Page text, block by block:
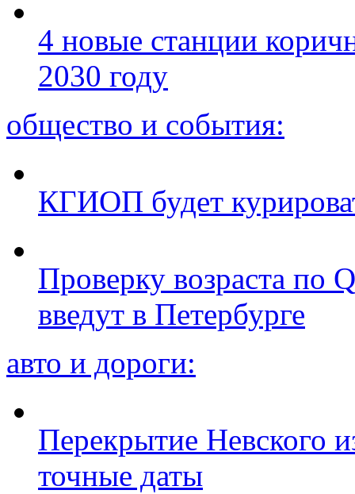
4 новые станции
2030 году
общество и события:
КГИОП будет
Проверку возраста по
введут в Петербурге
авто и дороги:
Перекрытие Невского
точные даты